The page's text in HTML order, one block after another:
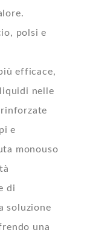
polsi e
efficace,
nelle
e
monouso
di
soluzione
una